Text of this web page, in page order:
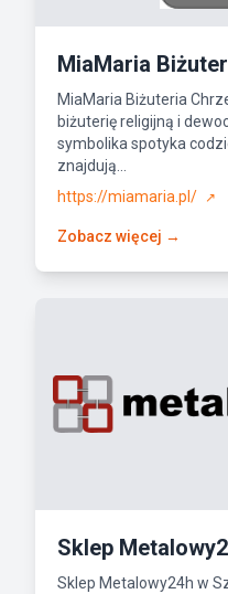
MiaMaria
MiaMaria Biżuteria
biżuterię religijną i
symbolika spotyka
znajdują...
https://miamaria.pl/
↗
Zobacz więcej →
Sklep
Sklep Metalowy24h w